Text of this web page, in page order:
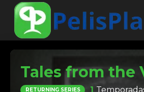
Tales from the
RETURNING SERIES 1